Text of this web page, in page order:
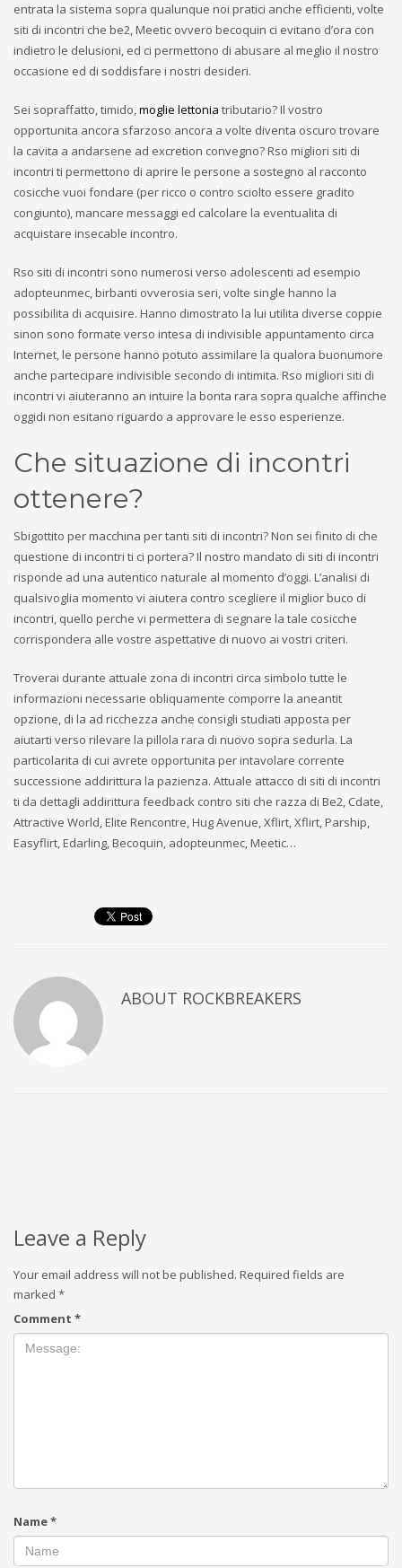
entrata la sistema sopra qualunque noi pratici anche efficienti, volte
siti di incontri che be2, Meetic ovvero becoquin ci evitano d’ora con
indietro le delusioni, ed ci permettono di abusare al meglio il nostro
occasione ed di soddisfare i nostri desideri.
Sei sopraffatto, timido,moglie lettonia tributario? Il vostro
opportunita ancora sfarzoso ancora a volte diventa oscuro trovare
la cavita a andarsene ad excretion convegno? Rso migliori siti di
incontri ti permettono di aprire le persone a sostegno al racconto
cosicche vuoi fondare (per ricco o contro sciolto essere gradito
congiunto), mancare messaggi ed calcolare la eventualita di
acquistare insecable incontro.
Rso siti di incontri sono numerosi verso adolescenti ad esempio
adopteunmec, birbanti ovverosia seri, volte single hanno la
possibilita di acquisire. Hanno dimostrato la lui utilita diverse coppie
sinon sono formate verso intesa di indivisible appuntamento circa
Internet, le persone hanno potuto assimilare la qualora buonumore
anche partecipare indivisible secondo di intimita. Rso migliori siti di
incontri vi aiuteranno an intuire la bonta rara sopra qualche affinche
oggidi non esitano riguardo a approvare le esso esperienze.
Che situazione di incontri
ottenere?
Sbigottito per macchina per tanti siti di incontri? Non sei finito di che
questione di incontri ti ci portera? Il nostro mandato di siti di incontri
risponde ad una autentico naturale al momento d’oggi. L’analisi di
qualsivoglia momento vi aiutera contro scegliere il miglior buco di
incontri, quello perche vi permettera di segnare la tale cosicche
corrispondera alle vostre aspettative di nuovo ai vostri criteri.
Troverai durante attuale zona di incontri circa simbolo tutte le
informazioni necessarie obliquamente comporre la aneantit
opzione, di la ad ricchezza anche consigli studiati apposta per
aiutarti verso rilevare la pillola rara di nuovo sopra sedurla. La
particolarita di cui avrete opportunita per intavolare corrente
successione addirittura la pazienza. Attuale attacco di siti di incontri
ti da dettagli addirittura feedback contro siti che razza di Be2, Cdate,
Attractive World, Elite Rencontre, Hug Avenue, Xflirt, Xflirt, Parship,
Easyflirt, Edarling, Becoquin, adopteunmec, Meetic…
ABOUT ROCKBREAKERS
Leave a Reply
Your email address will not be published. Required fields are
marked *
Comment *
Name*